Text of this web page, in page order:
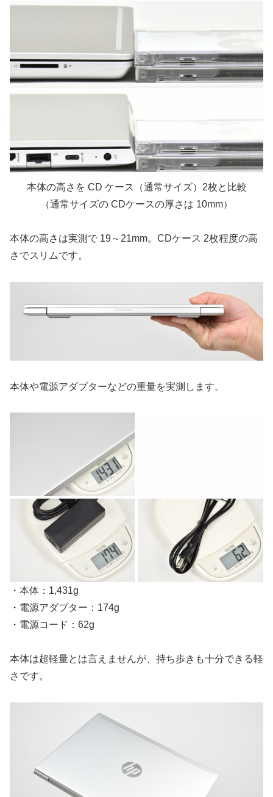
本体の高さを CD ケース（通常サイズ）2枚と比較
（通常サイズの CDケースの厚さは 10mm）
本体の高さは実測で 19～21mm。CDケース 2枚程度の高
さでスリムです。
本体や電源アダプターなどの重量を実測します。
・本体：1,431g
・電源アダプター：174g
・電源コード：62g
本体は超軽量とは言えませんが、持ち歩きも十分できる軽
さです。